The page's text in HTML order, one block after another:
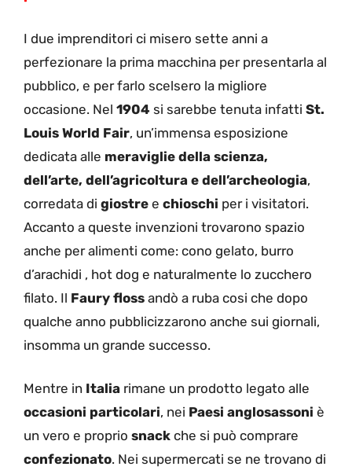
I due imprenditori ci misero sette anni a
perfezionare la prima macchina per presentarla al
pubblico, e per farlo scelsero la migliore
occasione. Nel 1904 si sarebbe tenuta infatti St.
Louis World Fair, un’immensa esposizione
dedicata alle meraviglie della scienza,
dell’arte, dell’agricoltura e dell’archeologia,
corredata di giostre e chioschi per i visitatori.
Accanto a queste invenzioni trovarono spazio
anche per alimenti come: cono gelato, burro
d’arachidi , hot dog e naturalmente lo zucchero
filato. Il Faury floss andò a ruba cosi che dopo
qualche anno pubblicizzarono anche sui giornali,
insomma un grande successo.
Mentre in Italia rimane un prodotto legato alle
occasioni particolari, nei Paesi anglosassoni è
un vero e proprio snack che si può comprare
confezionato. Nei supermercati se ne trovano di